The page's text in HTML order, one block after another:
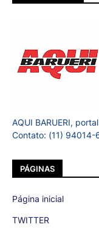
AQUI BARUERI,
Contato: (11) 94014-
PÁGINAS
Página inicial
TWITTER